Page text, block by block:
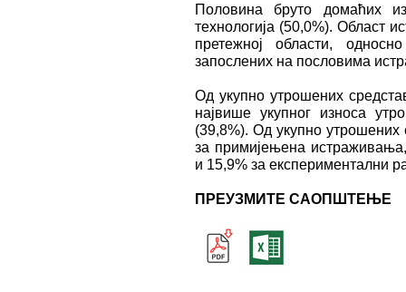
Половина бруто домаћих
технологија (50,0%). Област
претежној области,
запослених на пословима
Од укупно утрошених
највише укупног износа
(39,8%). Од укупно утрошених
за примијењена
и 15,9% за експериментални
ПРЕУЗМИТЕ САОПШТЕЊЕ